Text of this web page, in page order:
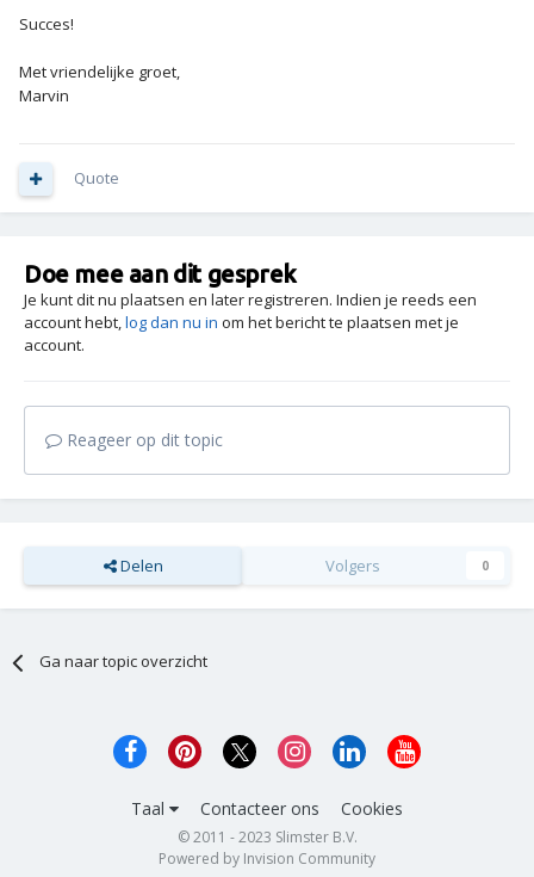
Succes!
Met vriendelijke groet,
Marvin
Quote
Doe mee aan dit gesprek
Je kunt dit nu plaatsen en later registreren. Indien je reeds een
account hebt,log dan nu in om het bericht te plaatsen met je
account.
Reageer op dit topic
Delen Volgers 0
Ga naar topic overzicht
Taal Contacteer ons Cookies
© 2011 - 2023 Slimster B.V.
Powered by Invision Community